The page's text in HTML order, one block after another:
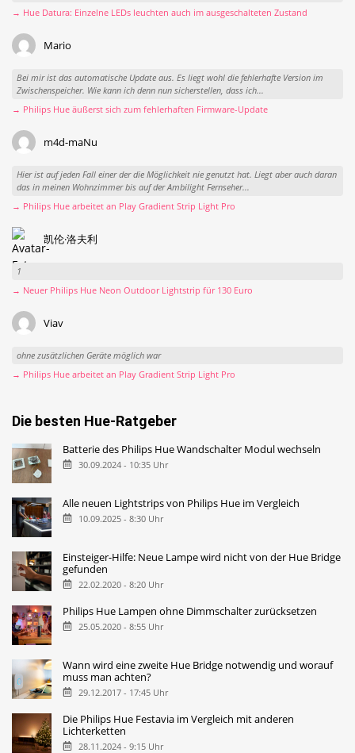
→ Hue Datura: Einzelne LEDs leuchten auch im ausgeschalteten Zustand
Mario
Bei mir ist das automatische Update aus. Es liegt wohl die fehlerhafte Version im
Zwischenspeicher. Wie kann ich denn nun sicherstellen, dass ich...
→ Philips Hue äußerst sich zum fehlerhaften Firmware-Update
m4d-maNu
Hier ist auf jeden Fall einer der die Möglichkeit nie genutzt hat. Liegt aber auch daran
das in meinen Wohnzimmer bis auf der Ambilight Fernseher...
→ Philips Hue arbeitet an Play Gradient Strip Light Pro
凯伦·洛夫利
1
→ Neuer Philips Hue Neon Outdoor Lightstrip für 130 Euro
Viav
ohne zusätzlichen Geräte möglich war
→ Philips Hue arbeitet an Play Gradient Strip Light Pro
Die besten Hue-Ratgeber
Batterie des Philips Hue Wandschalter Modul wechseln
30.09.2024 - 10:35 Uhr
Alle neuen Lightstrips von Philips Hue im Vergleich
10.09.2025 - 8:30 Uhr
Einsteiger-Hilfe: Neue Lampe wird nicht von der Hue Bridge
gefunden
22.02.2020 - 8:20 Uhr
Philips Hue Lampen ohne Dimmschalter zurücksetzen
25.05.2020 - 8:55 Uhr
Wann wird eine zweite Hue Bridge notwendig und worauf
muss man achten?
29.12.2017 - 17:45 Uhr
Die Philips Hue Festavia im Vergleich mit anderen
Lichterketten
28.11.2024 - 9:15 Uhr